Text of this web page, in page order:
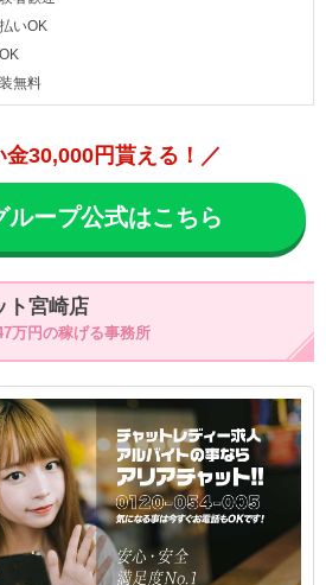
いOK
無料
金30,000円貰える！／
ループ公式はこちら
ト宮崎店
万円の稼げる事務所